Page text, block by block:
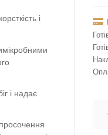
і
і надає